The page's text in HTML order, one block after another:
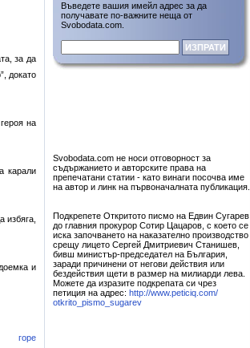
за да
докато
на
карали
избяга,
и
горе
Въведете вашия имейл адрес за да
получавате по-важните неща от
Svobodata.com.
Svobodata.com не носи отговорност за
съдържанието и авторските права на
препечатани статии - като винаги посочва име
на автор и линк на първоначалната публикация.
Подкрепете Откритото писмо на Едвин Сугарев
до главния прокурор Сотир Цацаров, с което се
иска започването на наказателно производство
срещу лицето Сергей Дмитриевич Станишев,
бивш министър-председател на България,
заради причинени от негови действия или
бездействия щети в размер на милиарди лева.
Можете да изразите подкрепата си чрез
петиция на адрес: http://www.peticiq.com/
otkrito_pismo_sugarev